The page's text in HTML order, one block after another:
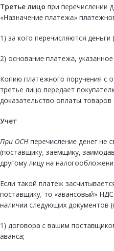
Третье лицо при перечислении
«Назначение платежа»
1) за кого перечисляются
2) основание платежа,
Копию платежного поручения с
третье лицо передает
доказательство оплаты товаров
Учет
При ОСН перечисление денег не
(поставщику, заемщику,
другому лицу на
Если такой платеж
поставщику, то «авансовый»
наличии следующих документов
1) договора с вашим
аванса;